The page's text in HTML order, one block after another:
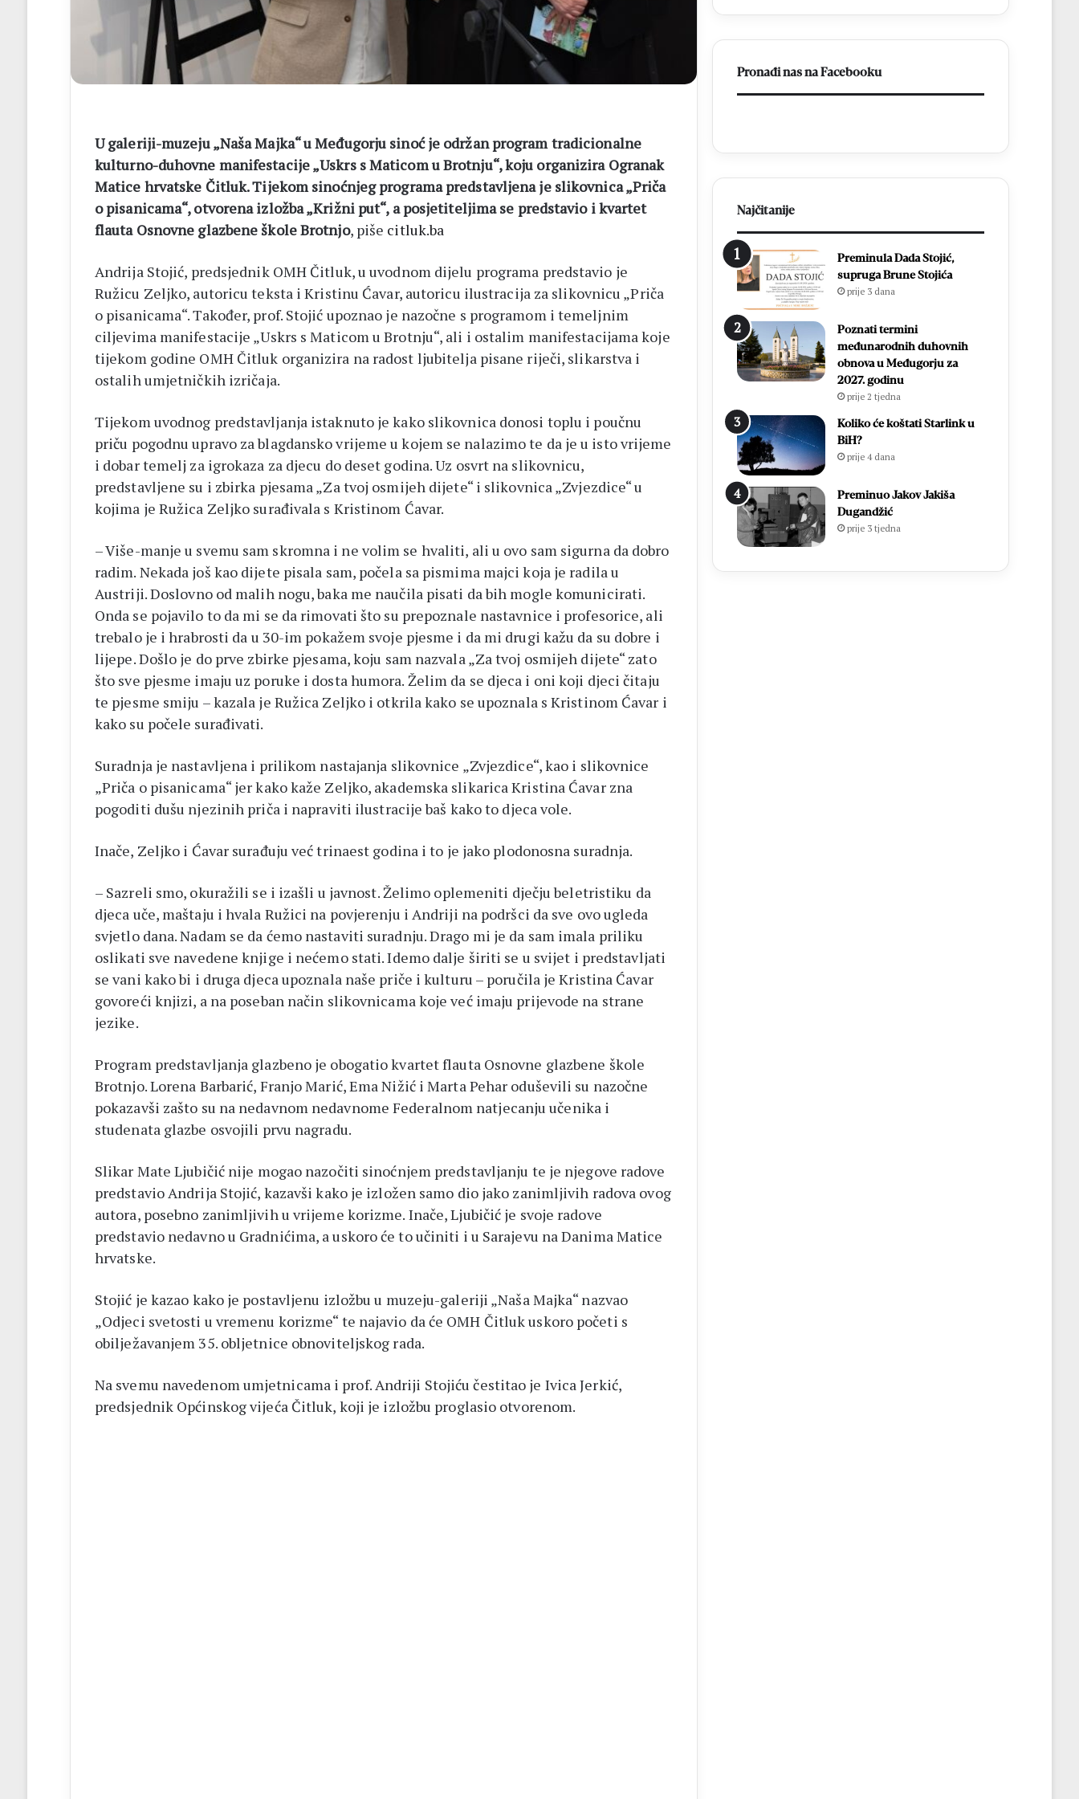
U galeriji-muzeju „Naša Majka“ u Međugorju sinoć je održan program tradicionalne
kulturno-duhovne manifestacije „Uskrs s Maticom u Brotnju“, koju organizira Ogranak
Matice hrvatske Čitluk. Tijekom sinoćnjeg programa predstavljena je slikovnica „Priča
o pisanicama“, otvorena izložba „Križni put“, a posjetiteljima se predstavio i kvartet
flauta Osnovne glazbene škole Brotnjo, piše citluk.ba
Andrija Stojić, predsjednik OMH Čitluk, u uvodnom dijelu programa predstavio je
Ružicu Zeljko, autoricu teksta i Kristinu Ćavar, autoricu ilustracija za slikovnicu „Priča
o pisanicama“. Također, prof. Stojić upoznao je nazočne s programom i temeljnim
ciljevima manifestacije „Uskrs s Maticom u Brotnju“, ali i ostalim manifestacijama koje
tijekom godine OMH Čitluk organizira na radost ljubitelja pisane riječi, slikarstva i
ostalih umjetničkih izričaja.
Tijekom uvodnog predstavljanja istaknuto je kako slikovnica donosi toplu i poučnu
priču pogodnu upravo za blagdansko vrijeme u kojem se nalazimo te da je u isto vrijeme
i dobar temelj za igrokaza za djecu do deset godina. Uz osvrt na slikovnicu,
predstavljene su i zbirka pjesama „Za tvoj osmijeh dijete“ i slikovnica „Zvjezdice“ u
kojima je Ružica Zeljko surađivala s Kristinom Ćavar.
– Više-manje u svemu sam skromna i ne volim se hvaliti, ali u ovo sam sigurna da dobro
radim. Nekada još kao dijete pisala sam, počela sa pismima majci koja je radila u
Austriji. Doslovno od malih nogu, baka me naučila pisati da bih mogle komunicirati.
Onda se pojavilo to da mi se da rimovati što su prepoznale nastavnice i profesorice, ali
trebalo je i hrabrosti da u 30-im pokažem svoje pjesme i da mi drugi kažu da su dobre i
lijepe. Došlo je do prve zbirke pjesama, koju sam nazvala „Za tvoj osmijeh dijete“ zato
što sve pjesme imaju uz poruke i dosta humora. Želim da se djeca i oni koji djeci čitaju
te pjesme smiju – kazala je Ružica Zeljko i otkrila kako se upoznala s Kristinom Ćavar i
kako su počele surađivati.
Suradnja je nastavljena i prilikom nastajanja slikovnice „Zvjezdice“, kao i slikovnice
„Priča o pisanicama“ jer kako kaže Zeljko, akademska slikarica Kristina Ćavar zna
pogoditi dušu njezinih priča i napraviti ilustracije baš kako to djeca vole.
Inače, Zeljko i Ćavar surađuju već trinaest godina i to je jako plodonosna suradnja.
– Sazreli smo, okuražili se i izašli u javnost. Želimo oplemeniti dječju beletristiku da
djeca uče, maštaju i hvala Ružici na povjerenju i Andriji na podršci da sve ovo ugleda
svjetlo dana. Nadam se da ćemo nastaviti suradnju. Drago mi je da sam imala priliku
oslikati sve navedene knjige i nećemo stati. Idemo dalje širiti se u svijet i predstavljati
se vani kako bi i druga djeca upoznala naše priče i kulturu – poručila je Kristina Ćavar
govoreći knjizi, a na poseban način slikovnicama koje već imaju prijevode na strane
jezike.
Program predstavljanja glazbeno je obogatio kvartet flauta Osnovne glazbene škole
Brotnjo. Lorena Barbarić, Franjo Marić, Ema Nižić i Marta Pehar oduševili su nazočne
pokazavši zašto su na nedavnom nedavnome Federalnom natjecanju učenika i
studenata glazbe osvojili prvu nagradu.
Slikar Mate Ljubičić nije mogao nazočiti sinoćnjem predstavljanju te je njegove radove
predstavio Andrija Stojić, kazavši kako je izložen samo dio jako zanimljivih radova ovog
autora, posebno zanimljivih u vrijeme korizme. Inače, Ljubičić je svoje radove
predstavio nedavno u Gradnićima, a uskoro će to učiniti i u Sarajevu na Danima Matice
hrvatske.
Stojić je kazao kako je postavljenu izložbu u muzeju-galeriji „Naša Majka“ nazvao
„Odjeci svetosti u vremenu korizme“ te najavio da će OMH Čitluk uskoro početi s
obilježavanjem 35. obljetnice obnoviteljskog rada.
Na svemu navedenom umjetnicama i prof. Andriji Stojiću čestitao je Ivica Jerkić,
predsjednik Općinskog vijeća Čitluk, koji je izložbu proglasio otvorenom.
listići
elektroničko
brojanje
otvorila
prema
miru
Pronađi nas na Facebooku
Najčitanije
Preminula Dada Stojić,
supruga Brune Stojića
prije 3 dana
Poznati termini
međunarodnih duhovnih
obnova u Međugorju za
2027. godinu
prije 2 tjedna
Koliko će koštati Starlink u
BiH?
prije 4 dana
Preminuo Jakov Jakiša
Dugandžić
prije 3 tjedna